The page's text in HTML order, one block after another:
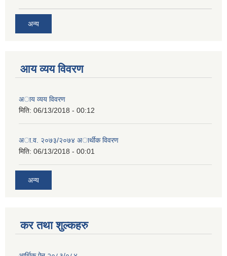
अन्य
आय व्यय विवरण
अाय व्यय विवरण
मिति: 06/13/2018 - 00:12
अा.व. २०७३/२०७४ अार्थीक विवरण
मिति: 06/13/2018 - 00:01
अन्य
कर तथा शुल्कहरु